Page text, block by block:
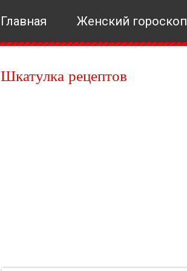
Главная Женский гороскоп
Шкатулка рецептов